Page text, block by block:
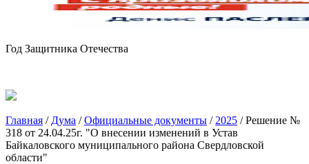
Год Защитника Отечества
Главная / Дума /Официальные документы / 2025 /Решение №
318 от 24.04.25г. "О внесении изменений в Устав
Байкаловского муниципального района Свердловской
области"